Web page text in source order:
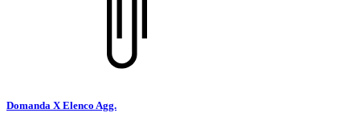
Domanda X Elenco Agg.